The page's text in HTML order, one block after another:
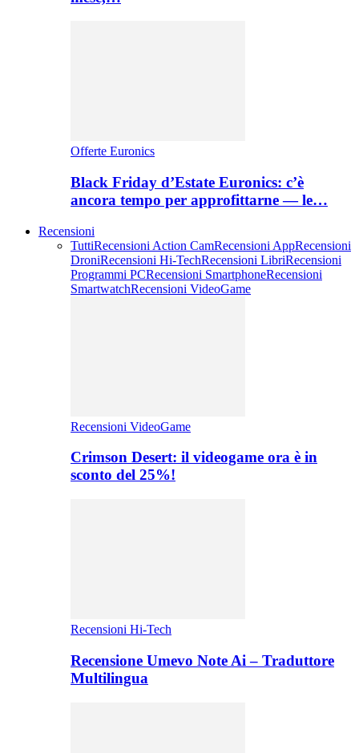
Offerte Euronics
Black Friday d’Estate Euronics: c’è
ancora tempo per approfittarne — le…
Recensioni
TuttiRecensioni Action CamRecensioni AppRecensioni
DroniRecensioni Hi-TechRecensioni LibriRecensioni
Programmi PCRecensioni SmartphoneRecensioni
SmartwatchRecensioni VideoGame
Recensioni VideoGame
Crimson Desert: il videogame ora è in
sconto del 25%!
Recensioni Hi-Tech
Recensione Umevo Note Ai – Traduttore
Multilingua